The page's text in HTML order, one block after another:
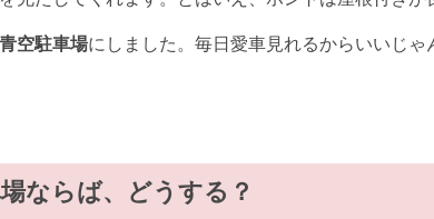
青空駐車場にしました。毎日愛車見れるからいいじ
ならば、どうする？